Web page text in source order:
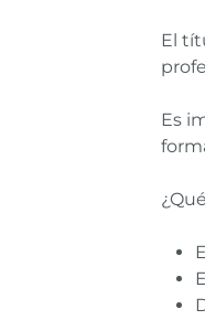
El
Es